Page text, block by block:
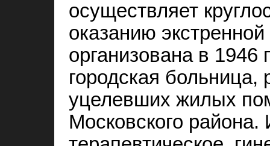
осуществляет
оказанию
организована в 1946
городская больница,
уцелевших жилых
Московского района.